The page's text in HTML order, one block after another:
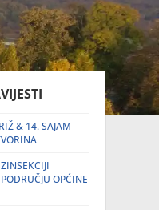
& 14. SAJAM
OPĆINE